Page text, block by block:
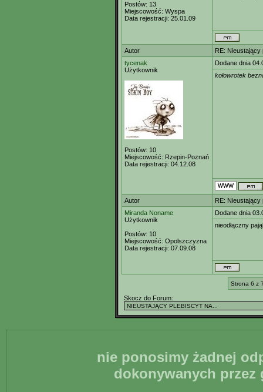
Postów: 13
Miejscowość: Wyspa
Data rejestracji: 25.01.09
Autor
RE: Nieustający
tycenak
Użytkownik
Postów: 10
Miejscowość: Rzepin-Poznań
Data rejestracji: 04.12.08
Dodane dnia
kołowrotek
Autor
RE: Nieustający
Miranda Noname
Użytkownik
Postów: 10
Miejscowość: Opolszczyzna
Data rejestracji: 07.09.08
Dodane dnia
nieodłączny
Strona 6 z
Skocz do Forum:
nie ponosimy żadnej
dokonywanych